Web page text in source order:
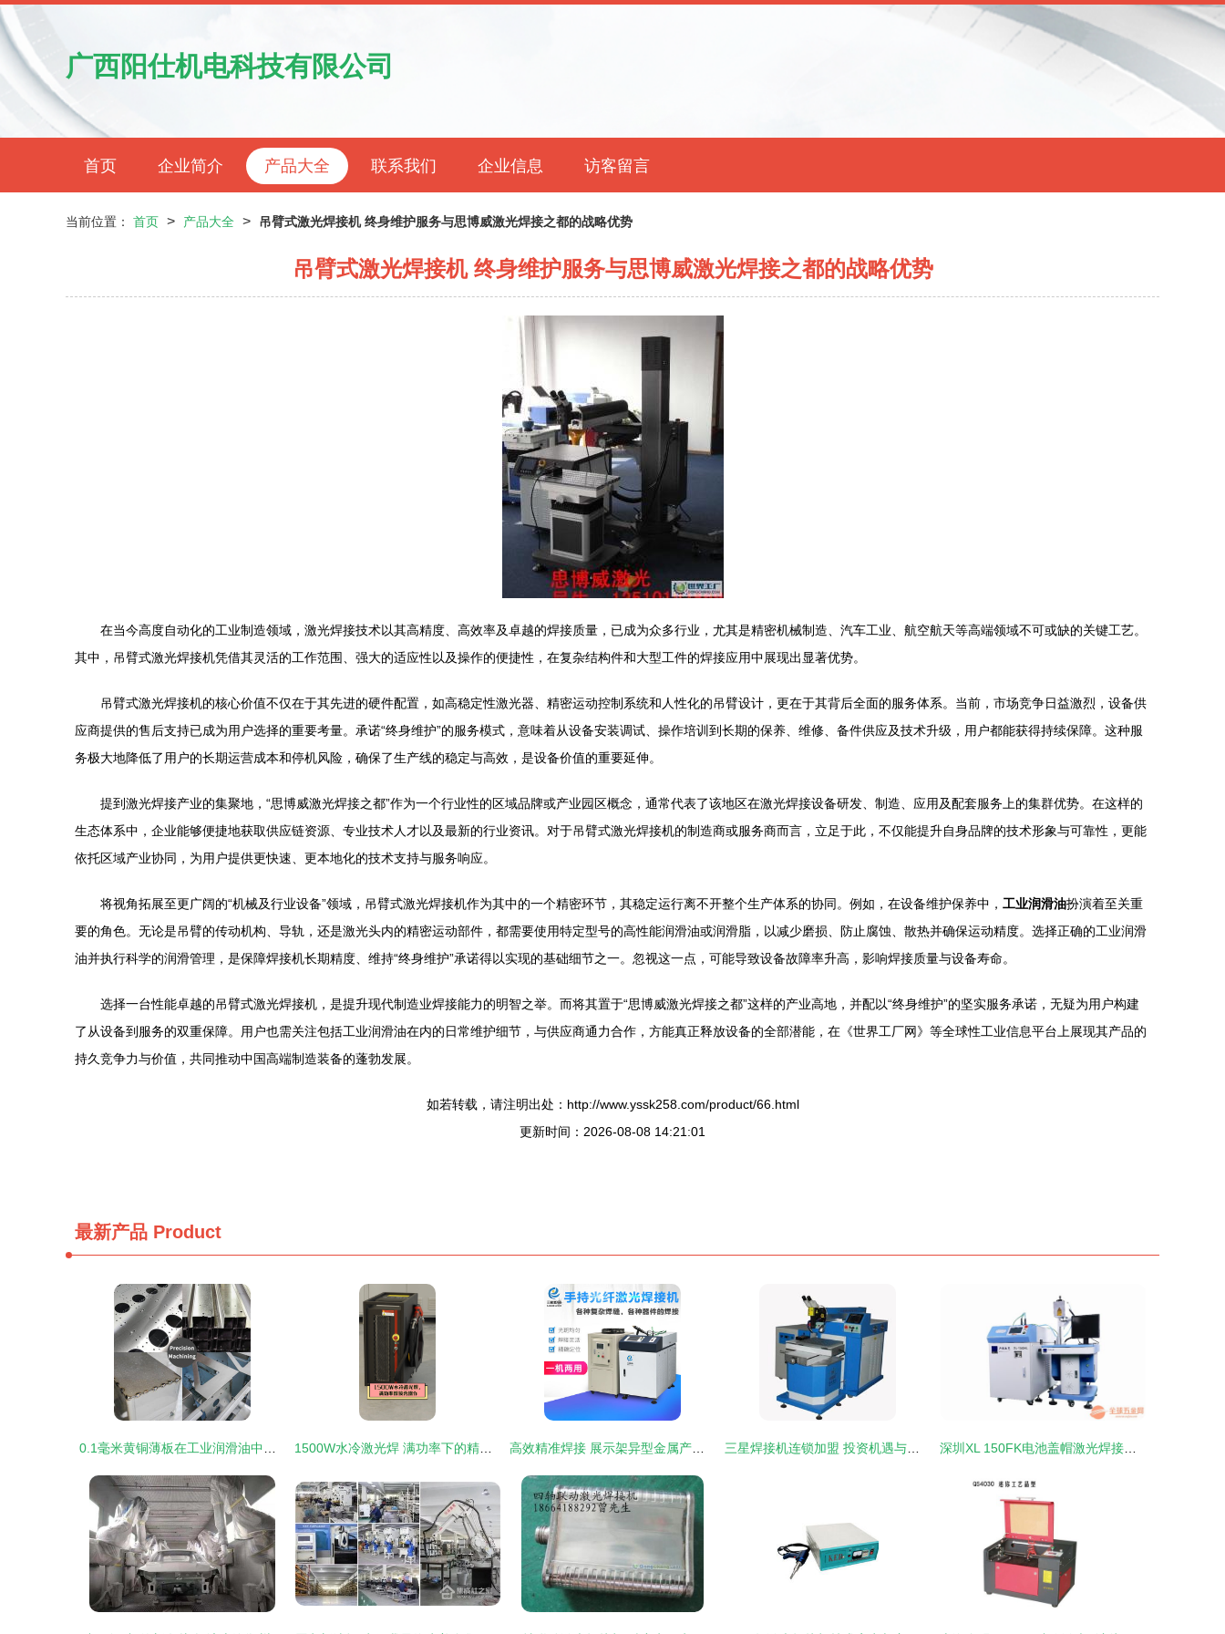
广西阳仕机电科技有限公司
首页 企业简介 产品大全 联系我们 企业信息 访客留言
当前位置： 首页 > 产品大全 > 吊臂式激光焊接机 终身维护服务与思博威激光焊接之都的战略优势
吊臂式激光焊接机 终身维护服务与思博威激光焊接之都的战略优势
在当今高度自动化的工业制造领域，激光焊接技术以其高精度、高效率及卓越的焊接质量，已成为众多行业，尤其是精密机械制造、汽车工业、航空航天等高端领域不可或缺的关键工艺。
其中，吊臂式激光焊接机凭借其灵活的工作范围、强大的适应性以及操作的便捷性，在复杂结构件和大型工件的焊接应用中展现出显著优势。
吊臂式激光焊接机的核心价值不仅在于其先进的硬件配置，如高稳定性激光器、精密运动控制系统和人性化的吊臂设计，更在于其背后全面的服务体系。当前，市场竞争日益激烈，设备供
应商提供的售后支持已成为用户选择的重要考量。承诺“终身维护”的服务模式，意味着从设备安装调试、操作培训到长期的保养、维修、备件供应及技术升级，用户都能获得持续保障。这种服
务极大地降低了用户的长期运营成本和停机风险，确保了生产线的稳定与高效，是设备价值的重要延伸。
提到激光焊接产业的集聚地，“思博威激光焊接之都”作为一个行业性的区域品牌或产业园区概念，通常代表了该地区在激光焊接设备研发、制造、应用及配套服务上的集群优势。在这样的
生态体系中，企业能够便捷地获取供应链资源、专业技术人才以及最新的行业资讯。对于吊臂式激光焊接机的制造商或服务商而言，立足于此，不仅能提升自身品牌的技术形象与可靠性，更能
依托区域产业协同，为用户提供更快速、更本地化的技术支持与服务响应。
将视角拓展至更广阔的“机械及行业设备”领域，吊臂式激光焊接机作为其中的一个精密环节，其稳定运行离不开整个生产体系的协同。例如，在设备维护保养中， 工业润滑油扮演着至关重
要的角色。无论是吊臂的传动机构、导轨，还是激光头内的精密运动部件，都需要使用特定型号的高性能润滑油或润滑脂，以减少磨损、防止腐蚀、散热并确保运动精度。选择正确的工业润滑
油并执行科学的润滑管理，是保障焊接机长期精度、维持“终身维护”承诺得以实现的基础细节之一。忽视这一点，可能导致设备故障率升高，影响焊接质量与设备寿命。
选择一台性能卓越的吊臂式激光焊接机，是提升现代制造业焊接能力的明智之举。而将其置于“思博威激光焊接之都”这样的产业高地，并配以“终身维护”的坚实服务承诺，无疑为用户构建
了从设备到服务的双重保障。用户也需关注包括工业润滑油在内的日常维护细节，与供应商通力合作，方能真正释放设备的全部潜能，在《世界工厂网》等全球性工业信息平台上展现其产品的
持久竞争力与价值，共同推动中国高端制造装备的蓬勃发展。
如若转载，请注明出处：http://www.yssk258.com/product/66.html
更新时间：2026-08-08 14:21:01
最新产品 Product